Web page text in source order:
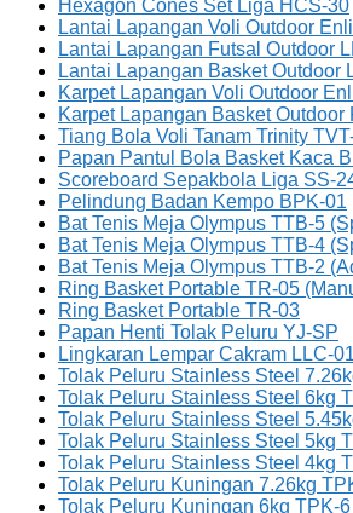
Hexagon Cones Set Liga HCS-30
Lantai Lapangan Voli Outdoor
Lantai Lapangan Futsal Outdoor
Lantai Lapangan Basket Outdoor
Karpet Lapangan Voli Outdoor
Karpet Lapangan Basket Outdoor
Tiang Bola Voli Tanam Trinity
Papan Pantul Bola Basket Kaca
Scoreboard Sepakbola Liga SS-
Pelindung Badan Kempo BPK-01
Bat Tenis Meja Olympus TTB-5
Bat Tenis Meja Olympus TTB-4
Bat Tenis Meja Olympus TTB-2
Ring Basket Portable TR-05
Ring Basket Portable TR-03
Papan Henti Tolak Peluru YJ-SP
Lingkaran Lempar Cakram LLC-01
Tolak Peluru Stainless Steel
Tolak Peluru Stainless Steel 6kg
Tolak Peluru Stainless Steel
Tolak Peluru Stainless Steel 5kg
Tolak Peluru Stainless Steel 4kg
Tolak Peluru Kuningan 7.26kg
Tolak Peluru Kuningan 6kg TPK-